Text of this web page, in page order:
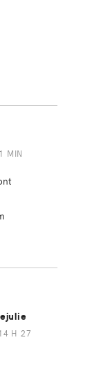
MIN
H 27